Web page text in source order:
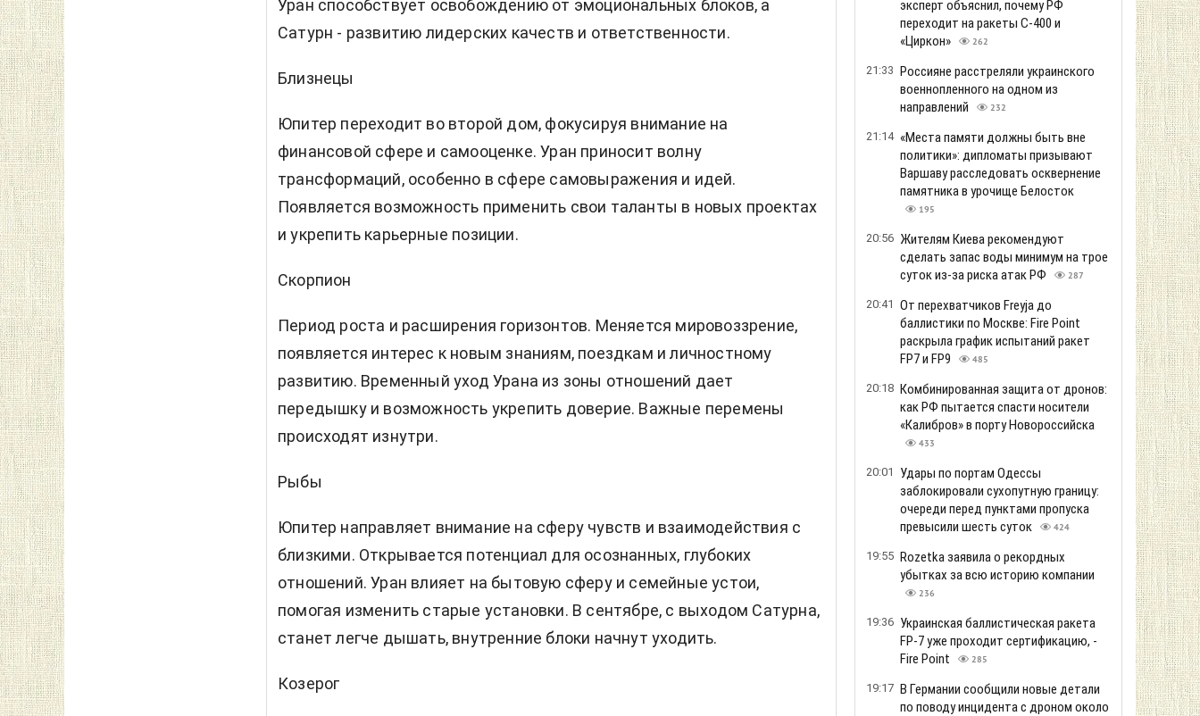
Уран способствует освобождению от эмоциональных блоков, а
Сатурн - развитию лидерских качеств и ответственности.
Близнецы
Юпитер переходит во второй дом, фокусируя внимание на
финансовой сфере и самооценке. Уран приносит волну
трансформаций, особенно в сфере самовыражения и идей.
Появляется возможность применить свои таланты в новых проектах
и укрепить карьерные позиции.
Скорпион
Период роста и расширения горизонтов. Меняется мировоззрение,
появляется интерес к новым знаниям, поездкам и личностному
развитию. Временный уход Урана из зоны отношений дает
передышку и возможность укрепить доверие. Важные перемены
происходят изнутри.
Рыбы
Юпитер направляет внимание на сферу чувств и взаимодействия с
близкими. Открывается потенциал для осознанных, глубоких
отношений. Уран влияет на бытовую сферу и семейные устои,
помогая изменить старые установки. В сентябре, с выходом Сатурна,
станет легче дышать, внутренние блоки начнут уходить.
Козерог
эксперт объяснил, почему РФ
переходит на ракеты С-400 и
«Циркон»
262
21:33 Россияне расстреляли украинского
военнопленного на одном из
направлений
232
21:14 «Места памяти должны быть вне
политики»: дипломаты призывают
Варшаву расследовать осквернение
памятника в урочище Белосток
195
20:56 Жителям Киева рекомендуют
сделать запас воды минимум на трое
суток из-за риска атак РФ
287
20:41 От перехватчиков Freyja до
баллистики по Москве: Fire Point
раскрыла график испытаний ракет
FP7 и FP9
485
20:18 Комбинированная защита от дронов:
как РФ пытается спасти носители
«Калибров» в порту Новороссийска
433
20:01
Удары по портам Одессы
заблокировали сухопутную границу:
очереди перед пунктами пропуска
превысили шесть суток
424
19:55 Rozetka заявила о рекордных
убытках за всю историю компании
236
19:36 Украинская баллистическая ракета
FP-7 уже проходит сертификацию, -
Fire Point
285
19:17 В Германии сообщили новые детали
по поводу инцидента с дроном около